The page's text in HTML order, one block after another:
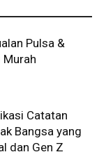
Pulsa &
Murah
Catatan
Bangsa yang
dan Gen Z